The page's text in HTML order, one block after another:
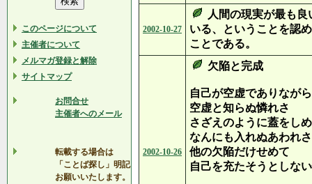
このページについて
主催者について
メルマガ登録と解除
サイトマップ
お問合せ
主催者へのメール
転載する場合は
「ことば探し」明記
お願いいたします。
2002-10-27
人間の現実が最も
いる、ということを認
ことである。
2002-10-26
欠陥と完成
自己が空虚でありなが
空虚と知らぬ憐れさ
さざえのように蓋をし
なんにも入れぬあわれさ
他の欠陥だけせめて
自己を充たそうとしな